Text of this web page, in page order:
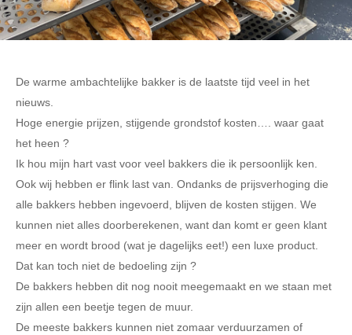
De warme ambachtelijke bakker is de laatste tijd veel in het
nieuws.
Hoge energie prijzen, stijgende grondstof kosten…. waar gaat
het heen ?
Ik hou mijn hart vast voor veel bakkers die ik persoonlijk ken.
Ook wij hebben er flink last van. Ondanks de prijsverhoging die
alle bakkers hebben ingevoerd, blijven de kosten stijgen. We
kunnen niet alles doorberekenen, want dan komt er geen klant
meer en wordt brood (wat je dagelijks eet!) een luxe product.
Dat kan toch niet de bedoeling zijn ?
De bakkers hebben dit nog nooit meegemaakt en we staan met
zijn allen een beetje tegen de muur.
De meeste bakkers kunnen niet zomaar verduurzamen of